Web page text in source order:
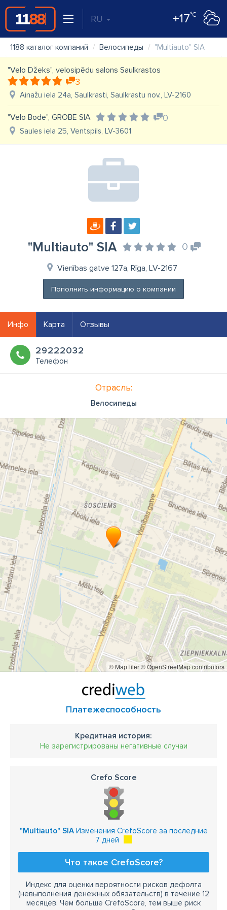
RU +17°C
1188 каталог компаний Велосипеды "Multiauto" SIA
"Velo Džeks", velosipēdu salons Saulkrastos
3
Ainažu iela 24a, Saulkrasti, Saulkrastu nov., LV-2160
"Velo Bode", GROBE SIA 0
Saules iela 25, Ventspils, LV-3601
"Multiauto" SIA 0
Vienības gatve 127a, Rīga, LV-2167
Пополнить информацию о компании
Инфо Карта Отзывы
29222032
Телефон
Отрасль:
Велосипеды
© MapTiler© OpenStreetMap contributors
Платежеспособность
Кредитная история:
Не зарегистрированы негативные случаи
Crefo Score
"Multiauto" SIAИзменения CrefoScore за последние
7 дней
Что такое CrefoScore?
Индекс для оценки вероятности рисков дефолта
(невыполнения денежных обязательств) в течение 12
месяцев. Чем больше CrefoScore, тем выше риск